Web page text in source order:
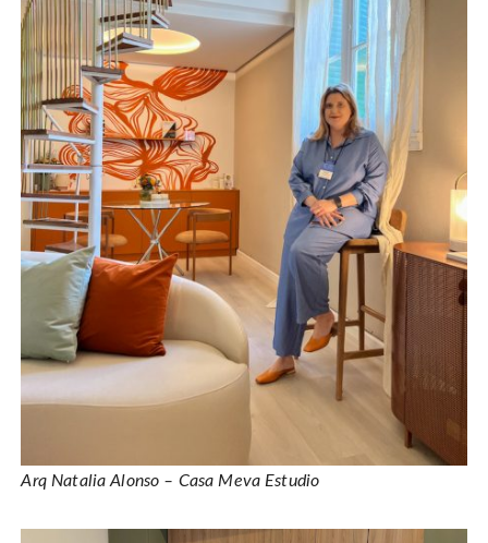
Arq Natalia Alonso – Casa Meva Estudio